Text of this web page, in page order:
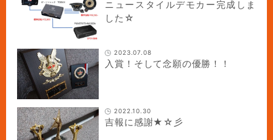
ニュースタイルデモカー完成しま
した☆
2023.07.08
入賞！そして念願の優勝！！
2022.10.30
吉報に感謝★☆彡